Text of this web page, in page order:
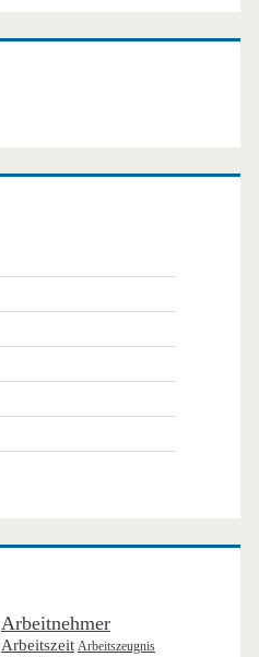
Arbeitnehmer
Arbeitszeit Arbeitszeugnis